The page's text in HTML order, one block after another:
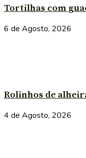
Tortilhas com
6 de Agosto, 2026
Rolinhos de
4 de Agosto, 2026